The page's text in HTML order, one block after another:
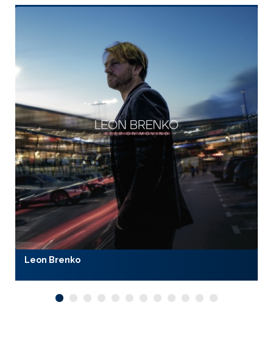
Leon Brenko